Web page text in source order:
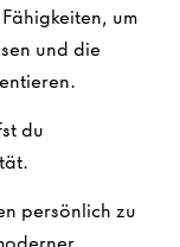
um
und die
du
persönlich zu